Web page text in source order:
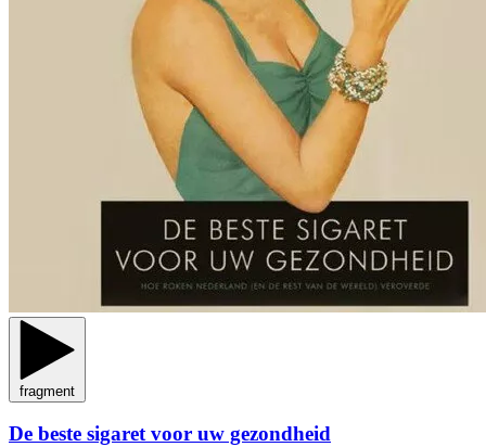
fragment
De beste sigaret voor uw gezondheid